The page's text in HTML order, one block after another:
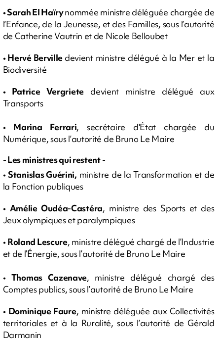
•Sarah El Haïrynommée ministre déléguée chargée de
l’Enfance, de la Jeunesse, et des Familles, sous l’autorité
de Catherine Vautrin et de Nicole Belloubet
• Hervé Berville devient ministre délégué à la Mer et la
Biodiversité
• Patrice Vergrietedevient ministre délégué aux
Transports
• Marina Ferrari, secrétaire d'État chargée du
Numérique, sous l’autorité de Bruno Le Maire
- Les ministres qui restent -
• Stanislas Guérini, ministre de la Transformation et de
la Fonction publiques
• Amélie Oudéa-Castéra, ministre des Sports et des
Jeux olympiques et paralympiques
•Roland Lescure, ministre délégué chargé de l’Industrie
et de l’Énergie, sous l’autorité de Bruno Le Maire
• Thomas Cazenave, ministre délégué chargé des
Comptes publics, sous l’autorité de Bruno Le Maire
• Dominique Faure, ministre déléguée aux Collectivités
territoriales et à la Ruralité, sous l’autorité de Gérald
Darmanin